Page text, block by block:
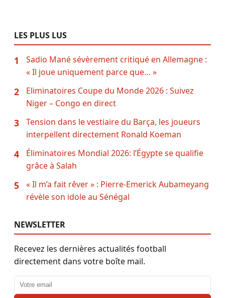
LES PLUS LUS
1
Sadio Mané sévèrement critiqué en Allemagne :
« Il joue uniquement parce que… »
2
Eliminatoires Coupe du Monde 2026 : Suivez
Niger – Congo en direct
3
Tension dans le vestiaire du Barça, les joueurs
interpellent directement Ronald Koeman
4
Éliminatoires Mondial 2026: l’Égypte se qualifie
grâce à Salah
5
« Il m’a fait rêver » : Pierre-Emerick Aubameyang
révèle son idole au Sénégal
NEWSLETTER
Recevez les dernières actualités football
directement dans votre boîte mail.
Adresse email